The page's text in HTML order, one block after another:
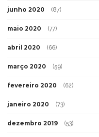
junho 2020 (87)
maio 2020 (77)
abril 2020 (66)
março 2020 (59)
fevereiro 2020 (62)
janeiro 2020 (73)
dezembro 2019 (53)